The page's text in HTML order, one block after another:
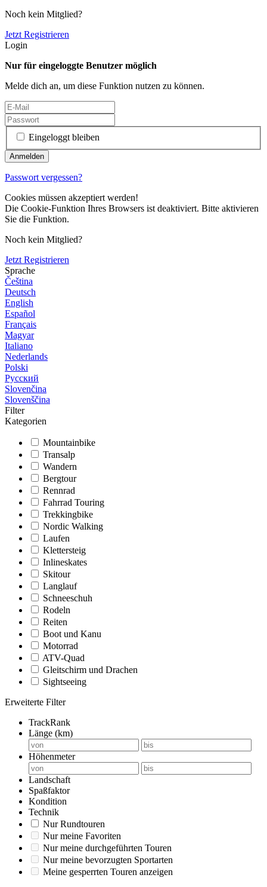
Noch kein Mitglied?
Jetzt Registrieren
Login
Nur für eingeloggte Benutzer möglich
Melde dich an, um diese Funktion nutzen zu können.
Eingeloggt bleiben
Passwort vergessen?
Cookies müssen akzeptiert werden!
Die Cookie-Funktion Ihres Browsers ist deaktiviert. Bitte aktivieren
Sie die Funktion.
Noch kein Mitglied?
Jetzt Registrieren
Sprache
Čeština
Deutsch
English
Español
Français
Magyar
Italiano
Nederlands
Polski
Русский
Slovenčina
Slovenščina
Filter
Kategorien
Mountainbike
Transalp
Wandern
Bergtour
Rennrad
Fahrrad Touring
Trekkingbike
Nordic Walking
Laufen
Klettersteig
Inlineskates
Skitour
Langlauf
Schneeschuh
Rodeln
Reiten
Boot und Kanu
Motorrad
ATV-Quad
Gleitschirm und Drachen
Sightseeing
Erweiterte Filter
TrackRank
Länge (km)
Höhenmeter
Landschaft
Spaßfaktor
Kondition
Technik
Nur Rundtouren
Nur meine Favoriten
Nur meine durchgeführten Touren
Nur meine bevorzugten Sportarten
Meine gesperrten Touren anzeigen